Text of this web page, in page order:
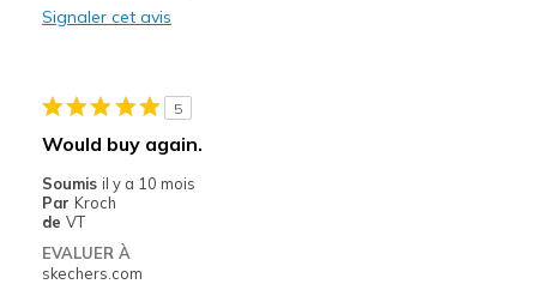
View On Shoes
Shoes are for Wearing
Signaler cet avis
5
Would buy again.
Soumis il y a 10 mois
Par Kroch
de VT
EVALUER À
skechers.com